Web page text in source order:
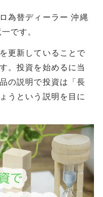
為替ディーラー 沖縄
です。
更新していることで
。投資を始めるに当
の説明で投資は「長
うという説明を目に